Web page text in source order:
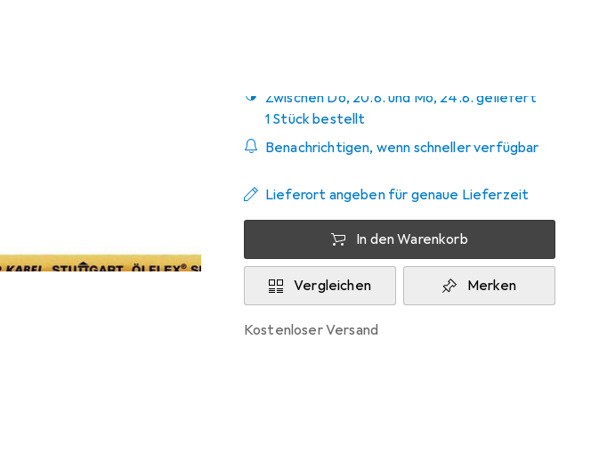
Zwischen Do, 20.8. und Mo, 24.8. geliefert
1 Stück bestellt
Benachrichtigen, wenn schneller verfügbar
Lieferort angeben für genaue Lieferzeit
In den Warenkorb
Vergleichen Merken
kostenloser Versand